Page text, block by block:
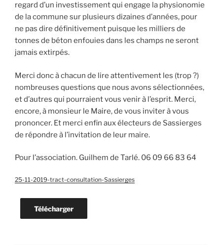
regard d’un investissement qui engage la physionomie
de la commune sur plusieurs dizaines d’années, pour
ne pas dire définitivement puisque les milliers de
tonnes de béton enfouies dans les champs ne seront
jamais extirpés.
Merci donc à chacun de lire attentivement les (trop ?)
nombreuses questions que nous avons sélectionnées,
et d’autres qui pourraient vous venir à l’esprit. Merci,
encore, à monsieur le Maire, de vous inviter à vous
prononcer. Et merci enfin aux électeurs de Sassierges
de répondre à l’invitation de leur maire.
Pour l’association. Guilhem de Tarlé. 06 09 66 83 64
25-11-2019-tract-consultation-Sassierges
Télécharger